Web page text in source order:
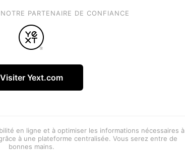
PARTENAIRE DE CONFIANCE
Visiter Yext.com
en ligne et à optimiser les informations nécessaires à
à une plateforme centralisée. Vous serez entre de
bonnes mains.